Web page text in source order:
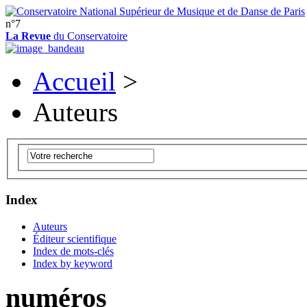
n°7
La Revue du Conservatoire
Accueil >
Auteurs
Index
Auteurs
Éditeur scientifique
Index de mots-clés
Index by keyword
numéros